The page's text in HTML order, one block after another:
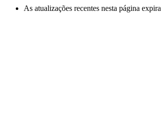
As atualizações recentes nesta página